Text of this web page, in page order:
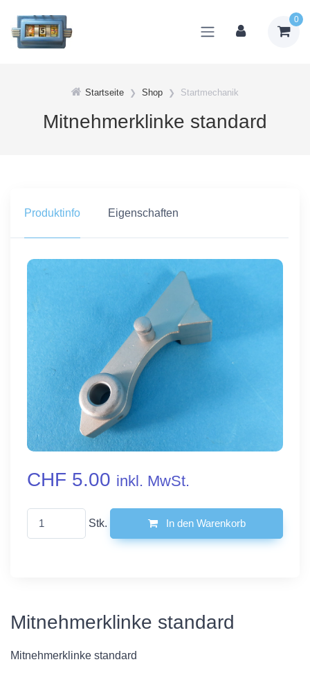
0
Startseite Shop Startmechanik
Mitnehmerklinke standard
Produktinfo Eigenschaften
CHF 5.00 inkl. MwSt.
Stk. In den Warenkorb
Mitnehmerklinke standard
Mitnehmerklinke standard